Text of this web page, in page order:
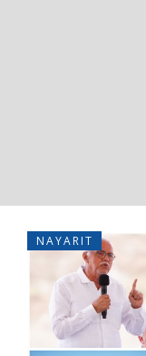
NAYARIT